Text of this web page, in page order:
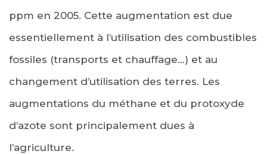
ppm en 2005. Cette augmentation est due
essentiellement à l’utilisation des combustibles
fossiles (transports et chauffage…) et au
changement d’utilisation des terres. Les
augmentations du méthane et du protoxyde
d’azote sont principalement dues à
l’agriculture.